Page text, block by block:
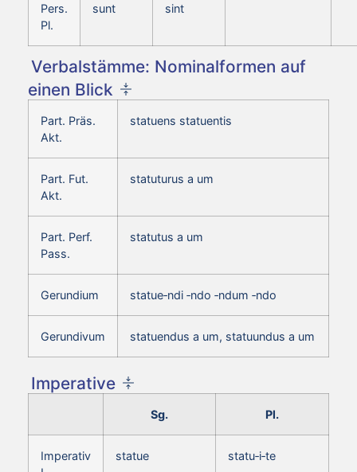
Pers.
Pl.
sunt
sint
Verbalstämme: Nominalformen auf
einen Blick
Part. Präs.
Akt.
statuens statuentis
Part. Fut.
Akt.
statuturus a um
Part. Perf.
Pass.
statutus a um
Gerundium statue‑ndi ‑ndo ‑ndum ‑ndo
Gerundivum statuendus a um, statuundus a um
Imperative
Sg. Pl.
Imperativ
statue statu‑i‑te